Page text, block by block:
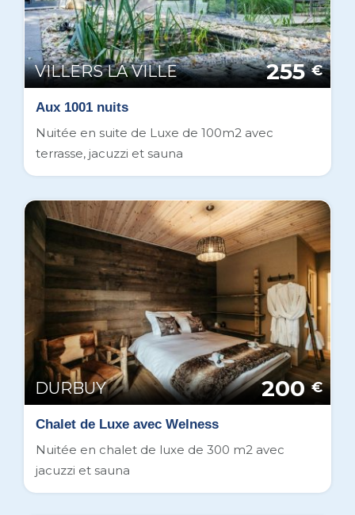
VILLERS LA VILLE 255 €
Aux 1001 nuits
Nuitée en suite de Luxe de 100m2 avec
terrasse, jacuzzi et sauna
DURBUY 200 €
Chalet de Luxe avec Welness
Nuitée en chalet de luxe de 300 m2 avec
jacuzzi et sauna